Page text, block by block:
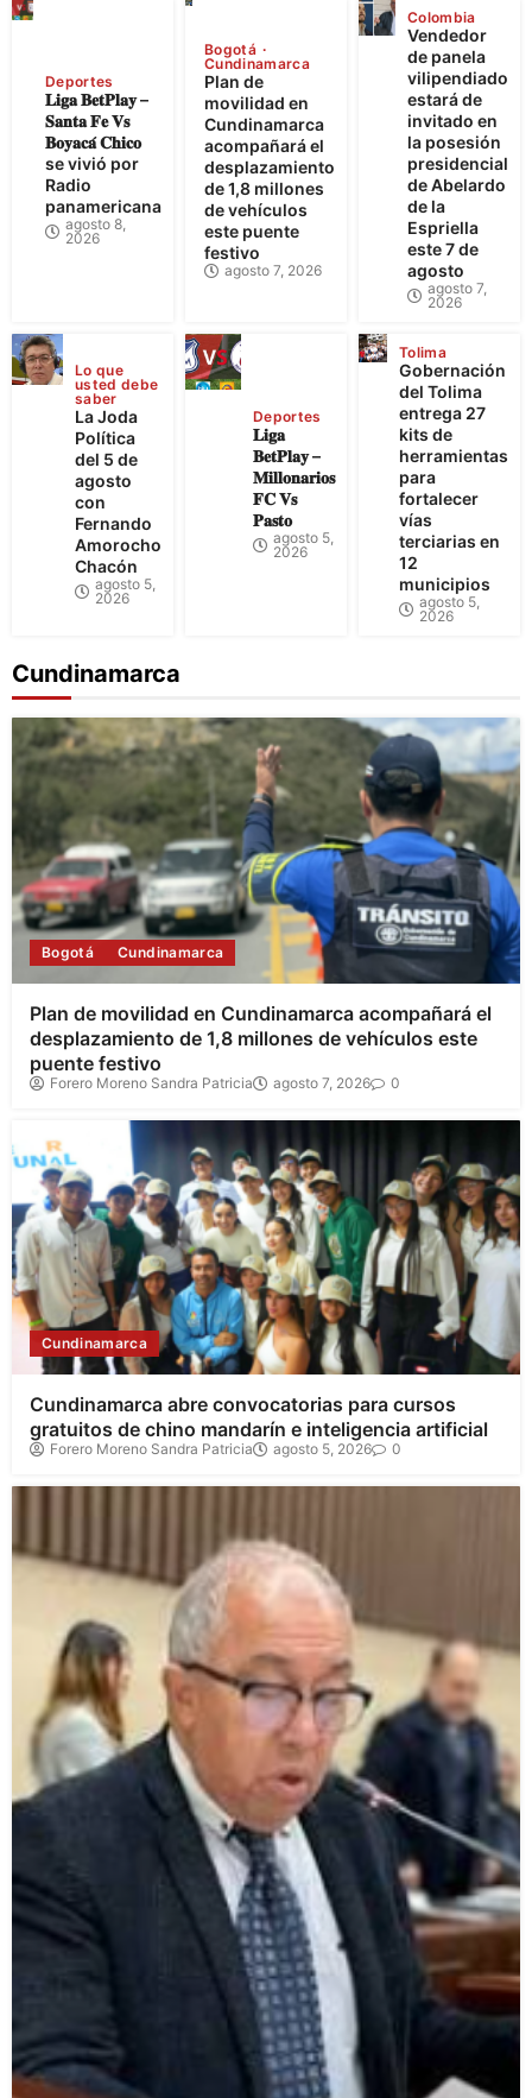
Deportes
𝐋𝐢𝐠𝐚 𝐁𝐞𝐭𝐏𝐥𝐚𝐲 –
𝐒𝐚𝐧𝐭𝐚 𝐅𝐞 𝐕𝐬
𝐁𝐨𝐲𝐚𝐜𝐚́ 𝐂𝐡𝐢𝐜𝐨
se vivió por
Radio
panamericana
agosto 8,
2026
Bogotá
Cundinamarca
Plan de
movilidad en
Cundinamarca
acompañará el
desplazamiento
de 1,8 millones
de vehículos
este puente
festivo
agosto 7, 2026
Colombia
Vendedor
de panela
vilipendiado
estará de
invitado en
la posesión
presidencial
de Abelardo
de la
Espriella
este 7 de
agosto
agosto 7,
2026
Lo que
usted debe
saber
La Joda
Política
del 5 de
agosto
con
Fernando
Amorocho
Chacón
agosto 5,
2026
Deportes
𝐋𝐢𝐠𝐚
𝐁𝐞𝐭𝐏𝐥𝐚𝐲 –
𝐌𝐢𝐥𝐥𝐨𝐧𝐚𝐫𝐢𝐨𝐬
𝐅𝐂 𝐕𝐬
𝐏𝐚𝐬𝐭𝐨
agosto 5,
2026
Tolima
Gobernación
del Tolima
entrega 27
kits de
herramientas
para
fortalecer
vías
terciarias en
12
municipios
agosto 5,
2026
Cundinamarca
Bogotá Cundinamarca
Plan de movilidad en Cundinamarca acompañará el
desplazamiento de 1,8 millones de vehículos este
puente festivo
Forero Moreno Sandra Patricia agosto 7, 2026 0
Cundinamarca
Cundinamarca abre convocatorias para cursos
gratuitos de chino mandarín e inteligencia artificial
Forero Moreno Sandra Patricia agosto 5, 2026 0